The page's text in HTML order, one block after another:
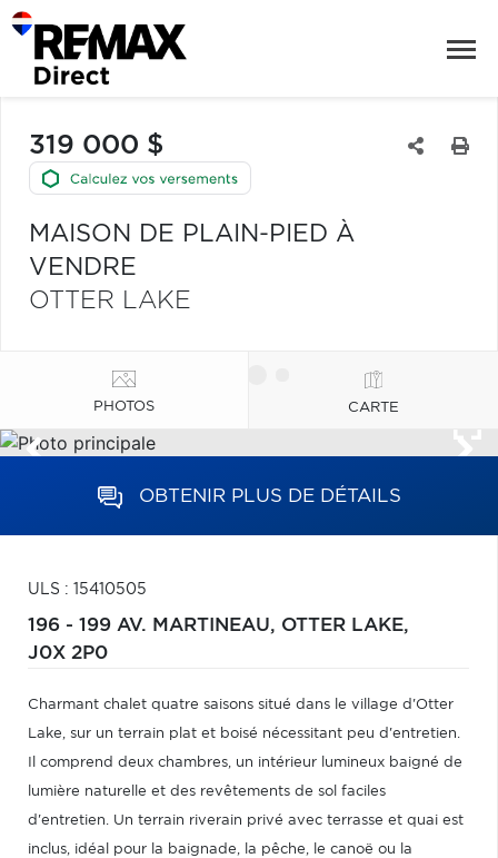
319 000 $
MAISON DE PLAIN-PIED À
VENDRE
OTTER LAKE
PHOTOS CARTE
OBTENIR PLUS DE DÉTAILS
ULS : 15410505
196 - 199 AV. MARTINEAU, OTTER LAKE,
J0X 2P0
Charmant chalet quatre saisons situé dans le village d'Otter
Lake, sur un terrain plat et boisé nécessitant peu d'entretien.
Il comprend deux chambres, un intérieur lumineux baigné de
lumière naturelle et des revêtements de sol faciles
d'entretien. Un terrain riverain privé avec terrasse et quai est
inclus, idéal pour la baignade, la pêche, le canoë ou la